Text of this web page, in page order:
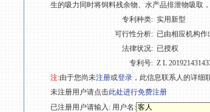
生的吸力同时将饲料残余物、水产品排泄物吸取
专利种类: 实用新型
可行性分析: 已由相应机构作
法律状况: 已授权
专利号: Z L
注:由于您尚未注册或登录 ，此信息联系人的详细
未注册用户请点击此处进行免费注册
已注册用户请输入: 用户名: